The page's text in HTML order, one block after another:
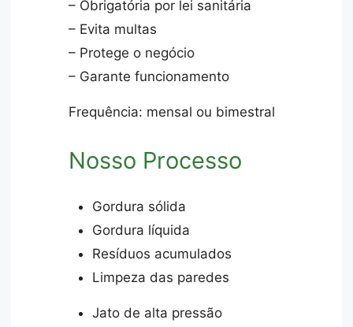
– Obrigatória por lei sanitária
– Evita multas
– Protege o negócio
– Garante funcionamento
Frequência: mensal ou bimestral
Nosso Processo
Gordura sólida
Gordura líquida
Resíduos acumulados
Limpeza das paredes
Jato de alta pressão